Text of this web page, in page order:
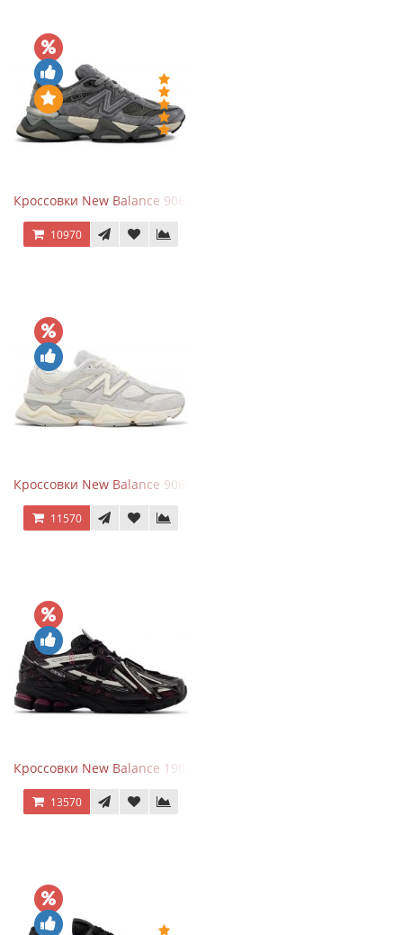
Кроссовки New Balance 9060 x Joe Freshgoods Dark Grey
10970
Кроссовки New Balance 9060 Quartz Grey
11570
Кроссовки New Balance 1906A Dragon Berry
13570